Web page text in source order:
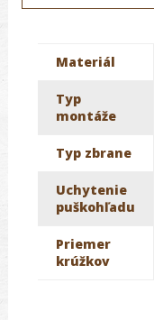
Materiál
Typ
montáže
Typ zbrane
Uchytenie
puškohľadu
Priemer
krúžkov